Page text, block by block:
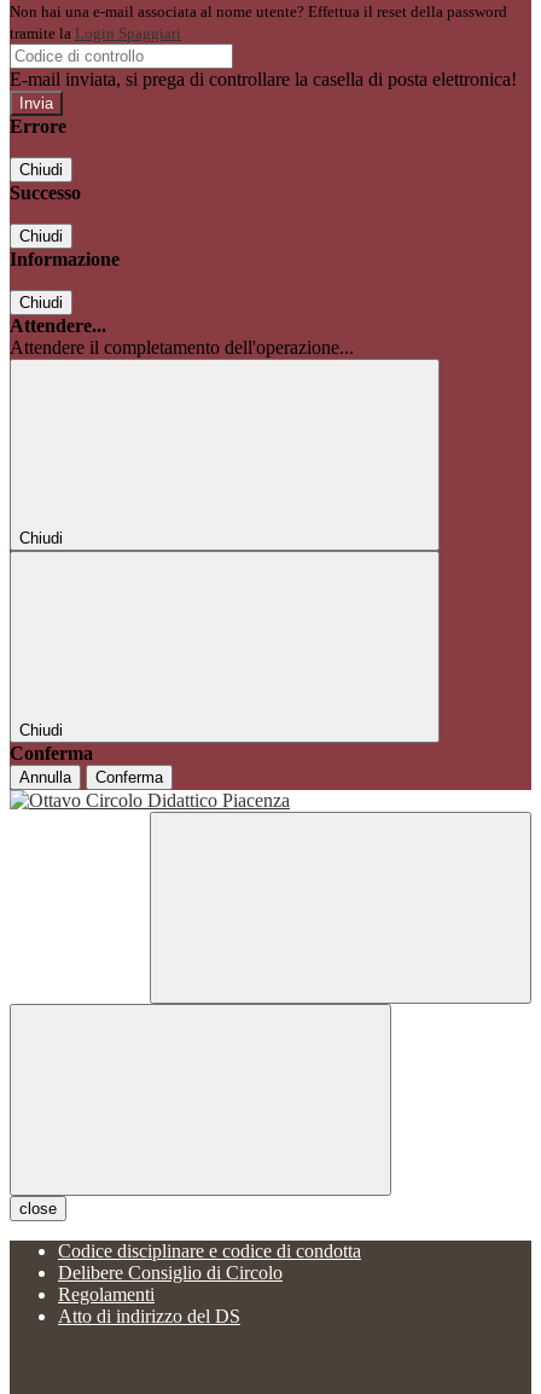
Non hai una e-mail associata al nome utente? Effettua il reset della password
tramite la Login Spaggiari
E-mail inviata, si prega di controllare la casella di posta elettronica!
Errore
Chiudi
Successo
Chiudi
Informazione
Chiudi
Attendere...
Attendere il completamento dell'operazione...
Chiudi
Chiudi
Conferma
Annulla Conferma
close
Codice disciplinare e codice di condotta
Delibere Consiglio di Circolo
Regolamenti
Atto di indirizzo del DS